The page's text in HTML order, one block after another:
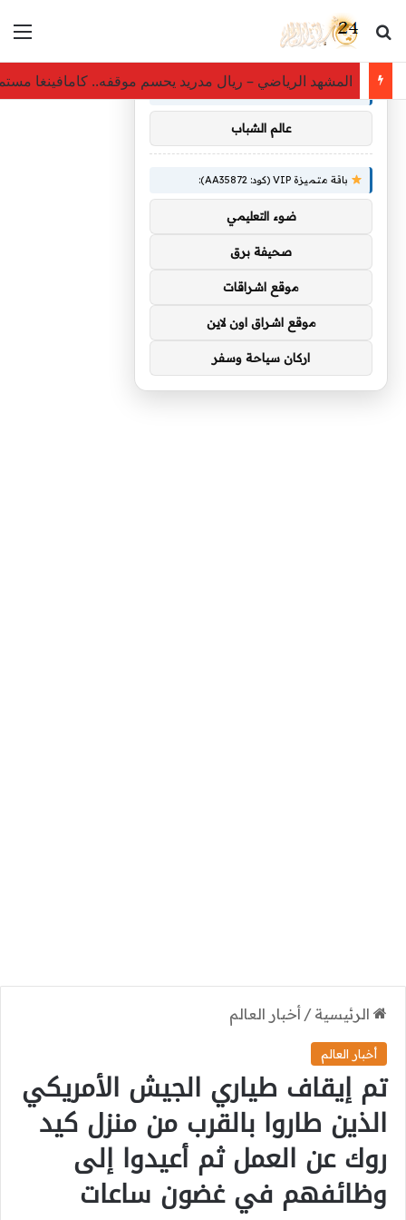
بحث عن
المشهد الرياضي – ريال مدريد يحسم موقفه.. كامافينغا
الرئيسية / أخبار العالم
أخبار العالم
تم إيقاف طياري الجيش الأمريكي
الذين طاروا بالقرب من منزل كيد
روك عن العمل ثم أعيدوا إلى
وظائفهم في غضون ساعات
توصيات :
باقة متميزة VIP (كود: AA86842):
عالم الشباب
باقة متميزة VIP (كود: AA35872):
ضوء التعليمي
صحيفة برق
موقع اشراقات
موقع اشراق اون لاين
اركان سياحة وسفر